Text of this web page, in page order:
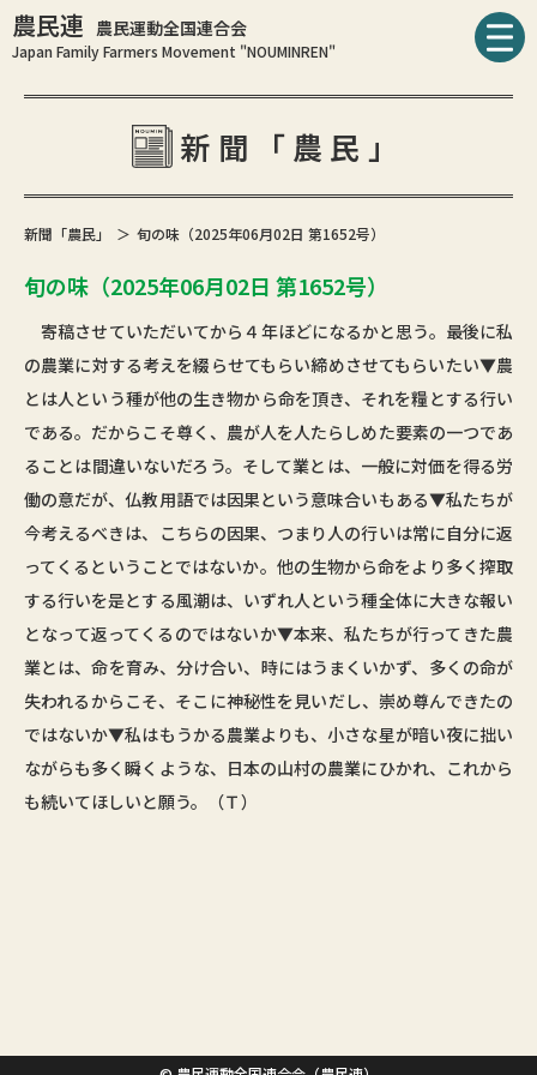
農民連 農民運動全国連合会
Japan Family Farmers Movement "NOUMINREN"
新聞「農民」
新聞「農民」 旬の味（2025年06月02日 第1652号）
旬の味（2025年06月02日 第1652号）
寄稿させていただいてから４年ほどになるかと思う。最後に私
の農業に対する考えを綴らせてもらい締めさせてもらいたい▼農
とは人という種が他の生き物から命を頂き、それを糧とする行い
である。だからこそ尊く、農が人を人たらしめた要素の一つであ
ることは間違いないだろう。そして業とは、一般に対価を得る労
働の意だが、仏教用語では因果という意味合いもある▼私たちが
今考えるべきは、こちらの因果、つまり人の行いは常に自分に返
ってくるということではないか。他の生物から命をより多く搾取
する行いを是とする風潮は、いずれ人という種全体に大きな報い
となって返ってくるのではないか▼本来、私たちが行ってきた農
業とは、命を育み、分け合い、時にはうまくいかず、多くの命が
失われるからこそ、そこに神秘性を見いだし、崇め尊んできたの
ではないか▼私はもうかる農業よりも、小さな星が暗い夜に拙い
ながらも多く瞬くような、日本の山村の農業にひかれ、これから
も続いてほしいと願う。（Ｔ）